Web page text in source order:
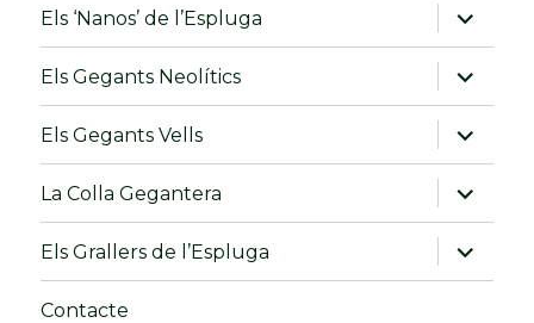
Els ‘Nanos’ de l’Espluga
amplia
el
menú
fill
Els Gegants Neolítics
amplia
el
menú
fill
Els Gegants Vells
amplia
el
menú
fill
La Colla Gegantera
amplia
el
menú
fill
Els Grallers de l’Espluga
amplia
el
menú
Contacte